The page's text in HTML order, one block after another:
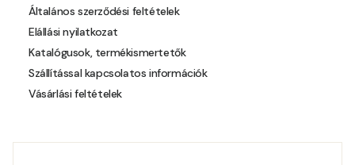
Pear-yellow B
Általános szerződési feltételek
Elállási nyilatkozat
Katalógusok, termékismertetők
Szállítással kapcsolatos információk
Vásárlási feltételek